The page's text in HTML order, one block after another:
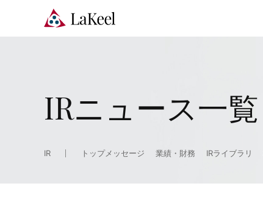
IRニュース一覧
IR トップメッセージ 業績・財務 IRライブラリ